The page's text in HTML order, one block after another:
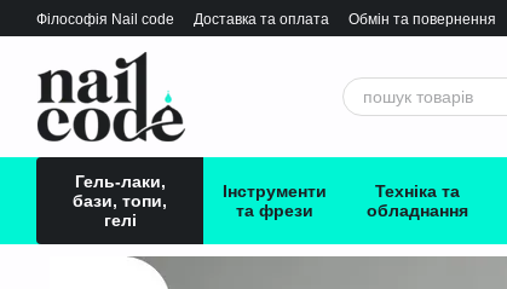
Перейти до основного контенту
Філософія Nail сode Доставка та оплата Обмін та повернення
Гель-лаки,
бази, топи,
гелі
Інструменти
та фрези
Техніка та
обладнання